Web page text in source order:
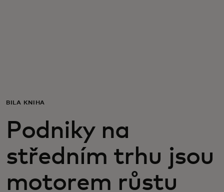
Novinky a trendy
BÍLÁ KNIHA
Podniky na
středním trhu jsou
motorem růstu